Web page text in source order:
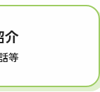
介
等